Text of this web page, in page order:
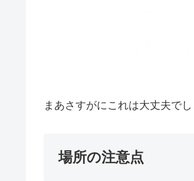
まあさすがにこれは大丈夫でし
場所の注意点